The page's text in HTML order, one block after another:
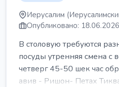
Иерусалим
Опубликовано: 18.06.2026
В столовую требуются
посуды утренняя смена с
четверг 45-50 шек час
авив - Ришон- Петах